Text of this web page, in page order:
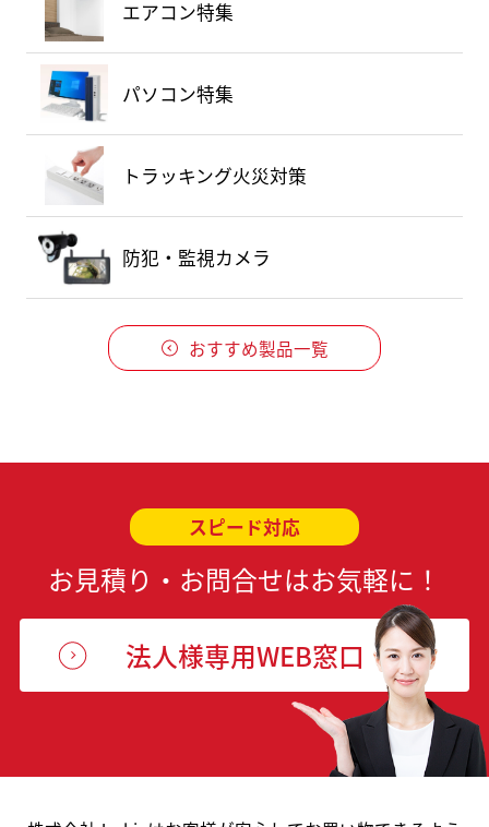
エアコン特集
パソコン特集
トラッキング火災対策
防犯・監視カメラ
おすすめ製品一覧
スピード対応
お見積り・お問合せはお気軽に！
法人様専用WEB窓口